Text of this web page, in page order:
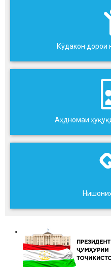
Кӯдакон дорои
Аҳдномаи